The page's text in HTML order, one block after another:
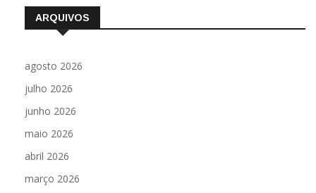
ARQUIVOS
agosto 2026
julho 2026
junho 2026
maio 2026
abril 2026
março 2026